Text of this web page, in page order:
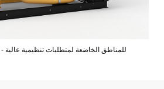
وحدات القدرة الصناعية C27 - للمناطق الخاضعة لمتطلبات تنظيمية عالية